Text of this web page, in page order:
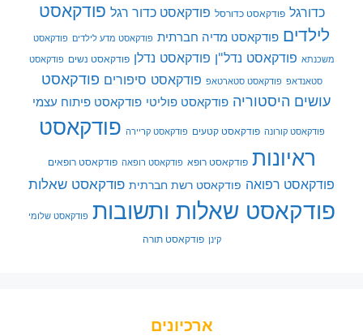
כדורגל פודקאסט כדורסל פודקאסט כדור רגל פודקאסט
לילדים פודקאסט מדיה חברתית פודקאסט מדע לילדים פודקאסט
משכנתא פודקאסט נדל"ן פודקאסט נדלן פודקאסט נשים פודקאסט
סטאנדאפ פודקאסט סטארטאפ פודקאסט סיפורים פודקאסט
עושים היסטוריה פודקאסט פוליטי פודקאסט פיתוח עצמי
פודקאסט קורונה פודקאסט קטעים פודקאסט קריירה פודקאסט
ראיונות פודקאסט רופא פודקאסט רופאה פודקאסט רופאים
פודקאסט רפואה פודקאסט רשת חברתית פודקאסט שאלות
פודקאסט שאלות ותשובות פודקאסט שלומי
קינן פודקאסט תורה
ארכיונים